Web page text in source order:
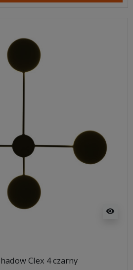
visibility
Clex 4 czarny